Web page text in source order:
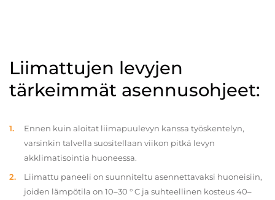
Liimattujen levyjen
tärkeimmät asennusohjeet:
Ennen kuin aloitat liimapuulevyn kanssa työskentelyn,
varsinkin talvella suositellaan viikon pitkä levyn
akklimatisointia huoneessa.
Liimattu paneeli on suunniteltu asennettavaksi huoneisiin,
joiden lämpötila on 10–30 ° C ja suhteellinen kosteus 40–